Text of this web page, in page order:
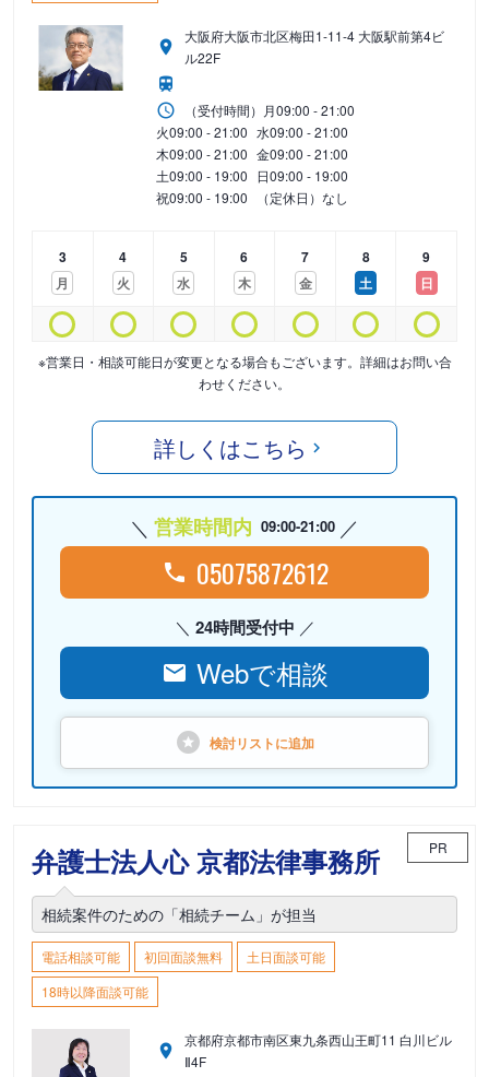
大阪府大阪市北区梅田1-11-4 大阪駅前第4ビ
ル22F
（受付時間） 月09:00 - 21:00
火09:00 - 21:00 水09:00 - 21:00
木09:00 - 21:00 金09:00 - 21:00
土09:00 - 19:00 日09:00 - 19:00
祝09:00 - 19:00 （定休日）なし
3
月
4
火
5
水
6
木
7
金
8
土
9
日
※営業日・相談可能日が変更となる場合もございます。詳細はお問い合
わせください。
詳しくはこちら
営業時間内 09:00-21:00
05075872612
24時間受付中
Webで相談
検討リストに追加
弁護士法人心 京都法律事務所 PR
相続案件のための「相続チーム」が担当
電話相談可能 初回面談無料
土日面談可能
18時以降面談可能
京都府京都市南区東九条西山王町11 白川ビル
Ⅱ4F